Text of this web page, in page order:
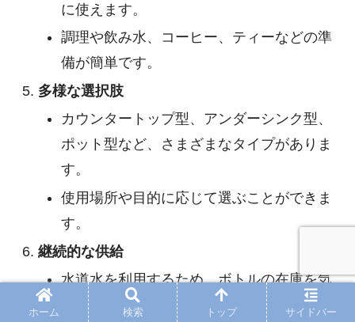
に使えます。
調理や飲み水、コーヒー、ティーなどの準
備が簡単です。
多様な選択肢
カウンタートップ型、アンダーシンク型、
ポット型など、さまざまなタイプがありま
す。
使用場所や目的に応じて選ぶことができま
す。
継続的な供給
水道水を利用するため、ボトルの在庫を気
にする必要がありません。
ホーム 検索 トップ サイドバー